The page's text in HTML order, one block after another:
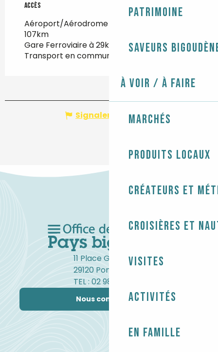
Patrimoine
Saveurs
À voir / À faire
Marchés
Produits locaux
Créateurs et
Croisières et
Visites
Activités
En famille
Accès
Accès
Aéroport/Aérodrome : Brest Guipavas à
107km
Gare Ferroviaire à 29km
Transport en commun à 1km
Signaler une erreur
11 Place Gambetta
29120 Pont-l'Abbé
TEL : 02 98 82 37 99
Nous contacter